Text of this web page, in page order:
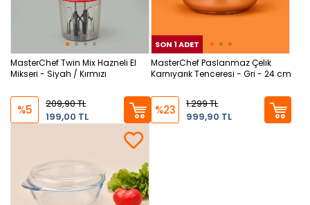
MasterChef Twin Mix Hazneli El
Mikseri - Siyah / Kırmızı
%5
209,90 TL
199,00 TL
SON 1 ADET
MasterChef Paslanmaz Çelik
Karnıyarık Tenceresi - Gri - 24 cm
%23
1.299 TL
999,90 TL